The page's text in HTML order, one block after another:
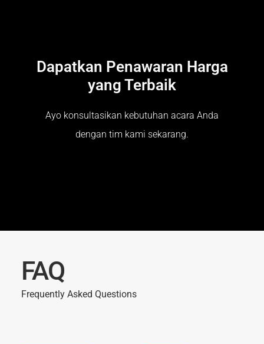
Dapatkan Penawaran Harga
yang Terbaik
Ayo konsultasikan kebutuhan acara Anda
dengan tim kami sekarang.
FAQ
Frequently Asked Questions